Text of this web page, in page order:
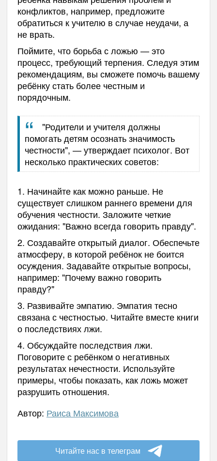
конфликтов, например, предложите
обратиться к учителю в случае неудачи, а
не врать.
Поймите, что борьба с ложью — это
процесс, требующий терпения. Следуя этим
рекомендациям, вы сможете помочь вашему
ребёнку стать более честным и
порядочным.
"Родители и учителя должны
помогать детям осознать значимость
честности", — утверждает психолог. Вот
несколько практических советов:
1. Начинайте как можно раньше. Не
существует слишком раннего времени для
обучения честности. Заложите четкие
ожидания: "Важно всегда говорить правду".
2. Создавайте открытый диалог. Обеспечьте
атмосферу, в которой ребёнок не боится
осуждения. Задавайте открытые вопросы,
например: "Почему важно говорить
правду?"
3. Развивайте эмпатию. Эмпатия тесно
связана с честностью. Читайте вместе книги
о последствиях лжи.
4. Обсуждайте последствия лжи.
Поговорите с ребёнком о негативных
результатах нечестности. Используйте
примеры, чтобы показать, как ложь может
разрушить отношения.
Автор: Раиса Максимова
Читайте нас в телеграм